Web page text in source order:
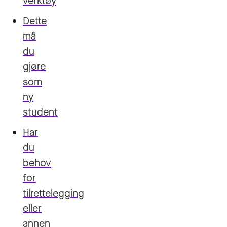
Dette
må
du
gjøre
som
ny
student
Har
du
behov
for
tilrettelegging
eller
annen